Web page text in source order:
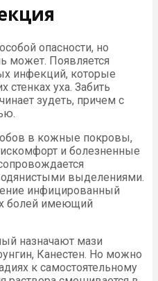
опасности, но
может. Появляется
инфекций, которые
стенках уха. Забить
зудеть, причем с
в кожные покровы,
и болезненные
выделениями.
инфицированный
болей имеющий
назначают мази
Канестен. Но можно
к самостоятельному